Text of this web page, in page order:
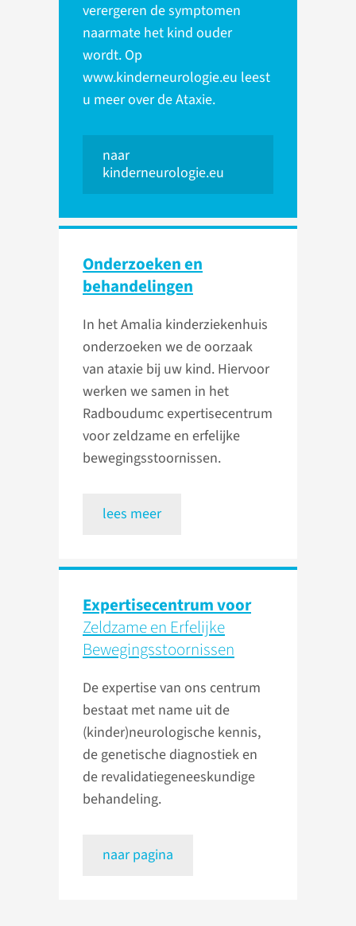
verergeren de symptomen
naarmate het kind ouder
wordt. Op
www.kinderneurologie.eu leest
u meer over de Ataxie.
naar
kinderneurologie.eu
Onderzoeken en
behandelingen
In het Amalia kinderziekenhuis
onderzoeken we de oorzaak
van ataxie bij uw kind. Hiervoor
werken we samen in het
Radboudumc expertisecentrum
voor zeldzame en erfelijke
bewegingsstoornissen.
lees meer
Expertisecentrum voor
Zeldzame en Erfelijke
Bewegings­stoornissen
De expertise van ons centrum
bestaat met name uit de
(kinder)neurologische kennis,
de genetische diagnostiek en
de revalidatiegeneeskundige
behandeling.
naar pagina